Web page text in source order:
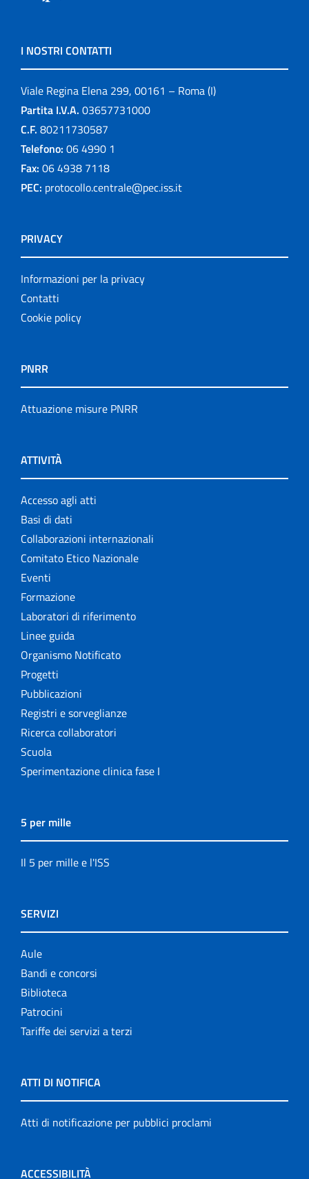
I NOSTRI CONTATTI
Viale Regina Elena 299, 00161 – Roma (I)
Partita I.V.A. 03657731000
C.F. 80211730587
Telefono: 06 4990 1
Fax: 06 4938 7118
PEC: protocollo.centrale@pec.iss.it
PRIVACY
Informazioni per la privacy
Contatti
Cookie policy
PNRR
Attuazione misure PNRR
ATTIVITÀ
Accesso agli atti
Basi di dati
Collaborazioni internazionali
Comitato Etico Nazionale
Eventi
Formazione
Laboratori di riferimento
Linee guida
Organismo Notificato
Progetti
Pubblicazioni
Registri e sorveglianze
Ricerca collaboratori
Scuola
Sperimentazione clinica fase I
5 per mille
Il 5 per mille e l'ISS
SERVIZI
Aule
Bandi e concorsi
Biblioteca
Patrocini
Tariffe dei servizi a terzi
ATTI DI NOTIFICA
Atti di notificazione per pubblici proclami
ACCESSIBILITÀ